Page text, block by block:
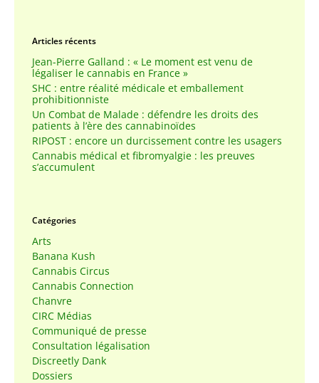
Articles récents
Jean-Pierre Galland : « Le moment est venu de
légaliser le cannabis en France »
SHC : entre réalité médicale et emballement
prohibitionniste
Un Combat de Malade : défendre les droits des
patients à l’ère des cannabinoïdes
RIPOST : encore un durcissement contre les usagers
Cannabis médical et fibromyalgie : les preuves
s’accumulent
Catégories
Arts
Banana Kush
Cannabis Circus
Cannabis Connection
Chanvre
CIRC Médias
Communiqué de presse
Consultation légalisation
Discreetly Dank
Dossiers